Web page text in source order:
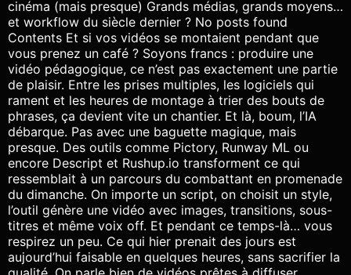
cinéma (mais presque) Grands médias, grands moyens…
et workflow du siècle dernier ? No posts found
Contents Et si vos vidéos se montaient pendant que
vous prenez un café ? Soyons francs : produire une
vidéo pédagogique, ce n’est pas exactement une partie
de plaisir. Entre les prises multiples, les logiciels qui
rament et les heures de montage à trier des bouts de
phrases, ça devient vite un chantier. Et là, boum, l’IA
débarque. Pas avec une baguette magique, mais
presque. Des outils comme Pictory, Runway ML ou
encore Descript et Rushup.io transforment ce qui
ressemblait à un parcours du combattant en promenade
du dimanche. On importe un script, on choisit un style,
l’outil génère une vidéo avec images, transitions, sous-
titres et même voix off. Et pendant ce temps-là… vous
respirez un peu. Ce qui hier prenait des jours est
aujourd’hui faisable en quelques heures, sans sacrifier la